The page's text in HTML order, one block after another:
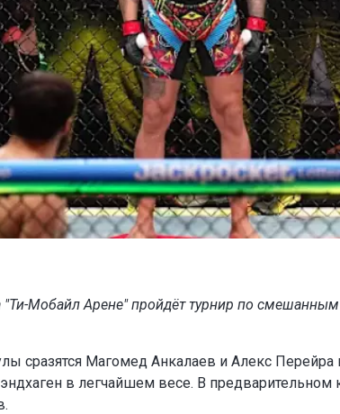
"Ти-Мобайл Арене" пройдёт турнир по
сразятся Магомед Анкалаев и Алекс
в легчайшем весе. В предварительном